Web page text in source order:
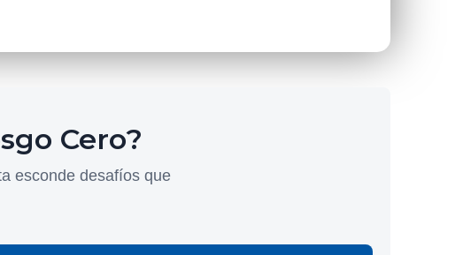
Cero?
esconde desafíos que